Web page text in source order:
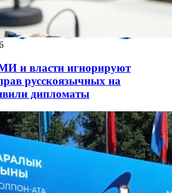
и власти игнорируют
русскоязычных на
дипломаты